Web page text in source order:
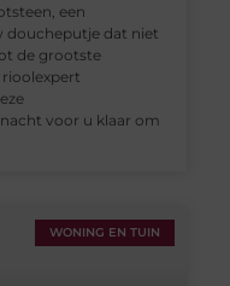
een
doucheputje dat niet
de grootste
voor u klaar om
WONING EN TUIN